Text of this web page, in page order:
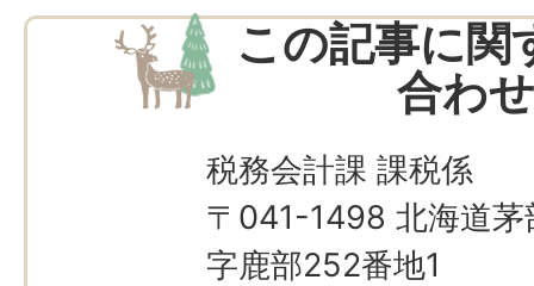
この記事に関
合わ
税務会計課 課税係
〒041-1498 北海道茅
字鹿部252番地1